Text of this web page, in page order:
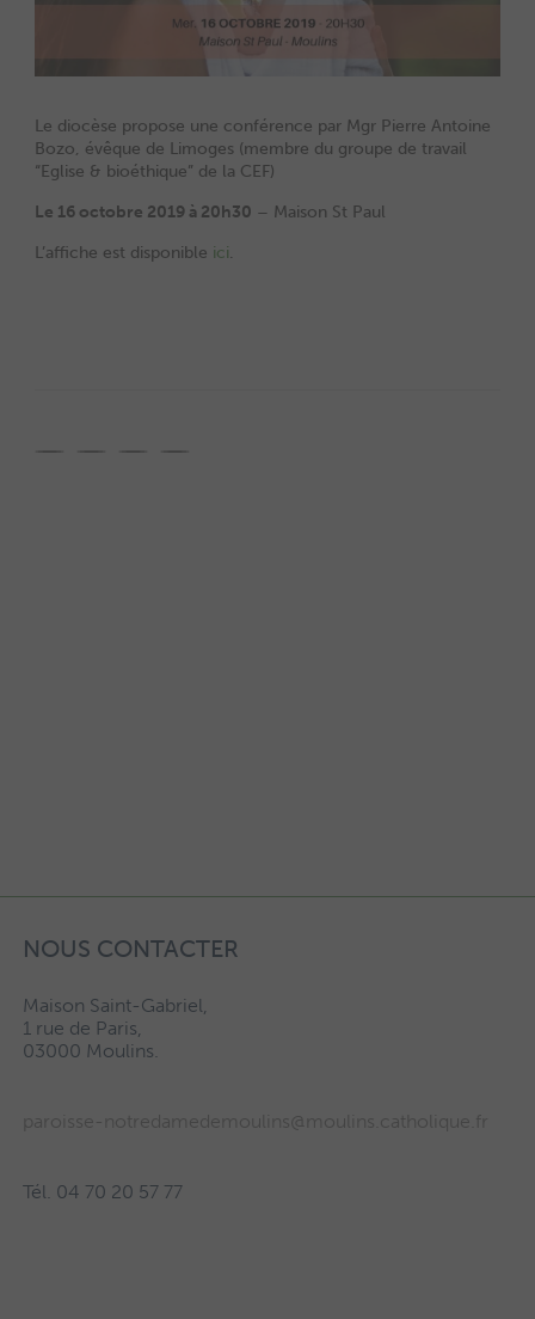
Le diocèse propose une conférence par Mgr Pierre Antoine
Bozo, évêque de Limoges (membre du groupe de travail
“Eglise & bioéthique” de la CEF)
Le 16 octobre 2019 à 20h30 – Maison St Paul
L’affiche est disponible ici.
NOUS CONTACTER
Maison Saint-Gabriel,
1 rue de Paris,
03000 Moulins.
paroisse-notredamedemoulins@moulins.catholique.fr
Tél. 04 70 20 57 77